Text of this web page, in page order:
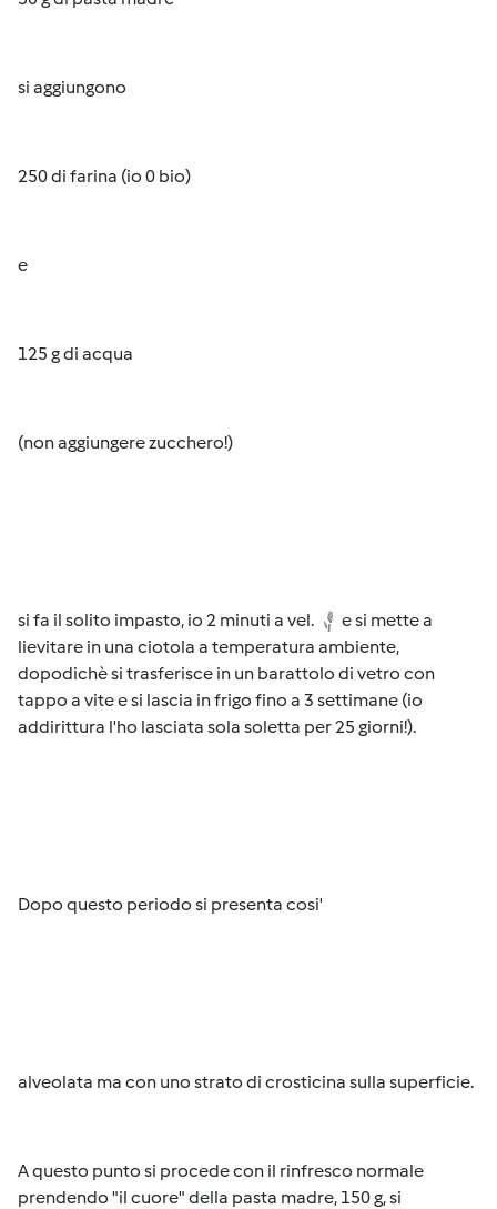
si aggiungono
250 di farina (io 0 bio)
e
125 g di acqua
(non aggiungere zucchero!)
si fa il solito impasto, io 2 minuti a vel.
e si mette a
lievitare in una ciotola a temperatura ambiente,
dopodichè si trasferisce in un barattolo di vetro con
tappo a vite e si lascia in frigo fino a 3 settimane (io
addirittura l'ho lasciata sola soletta per 25 giorni!).
Dopo questo periodo si presenta cosi'
alveolata ma con uno strato di crosticina sulla superficie.
A questo punto si procede con il rinfresco normale
prendendo "il cuore" della pasta madre, 150 g, si